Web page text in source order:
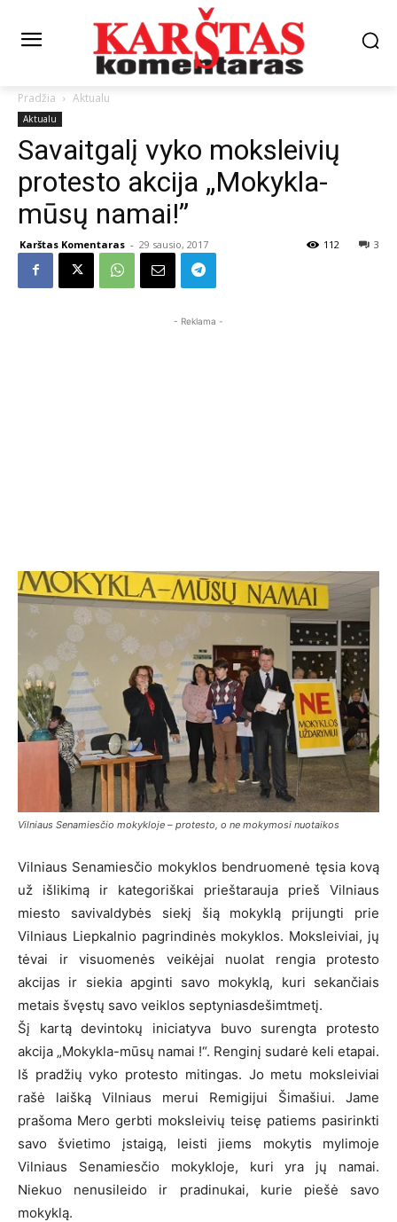
Pradžia Aktualu
Aktualu
Savaitgalį vyko moksleivių
protesto akcija „Mokykla-
mūsų namai!”
Karštas Komentaras - 29 sausio, 2017 3
112
- Reklama -
Vilniaus Senamiesčio mokykloje – protesto, o ne mokymosi nuotaikos
Vilniaus Senamiesčio mokyklos bendruomenė tęsia kovą
už išlikimą ir kategoriškai prieštarauja prieš Vilniaus
miesto savivaldybės siekį šią mokyklą prijungti prie
Vilniaus Liepkalnio pagrindinės mokyklos. Moksleiviai, jų
tėvai ir visuomenės veikėjai nuolat rengia protesto
akcijas ir siekia apginti savo mokyklą, kuri sekančiais
metais švęstų savo veiklos septyniasdešimtmetį.
Šį kartą devintokų iniciatyva buvo surengta protesto
akcija „Mokykla-mūsų namai !“. Renginį sudarė keli etapai.
Iš pradžių vyko protesto mitingas. Jo metu moksleiviai
rašė laišką Vilniaus merui Remigijui Šimašiui. Jame
prašoma Mero gerbti moksleivių teisę patiems pasirinkti
savo švietimo įstaigą, leisti jiems mokytis mylimoje
Vilniaus Senamiesčio mokykloje, kuri yra jų namai.
Niekuo nenusileido ir pradinukai, kurie piešė savo
mokyklą.